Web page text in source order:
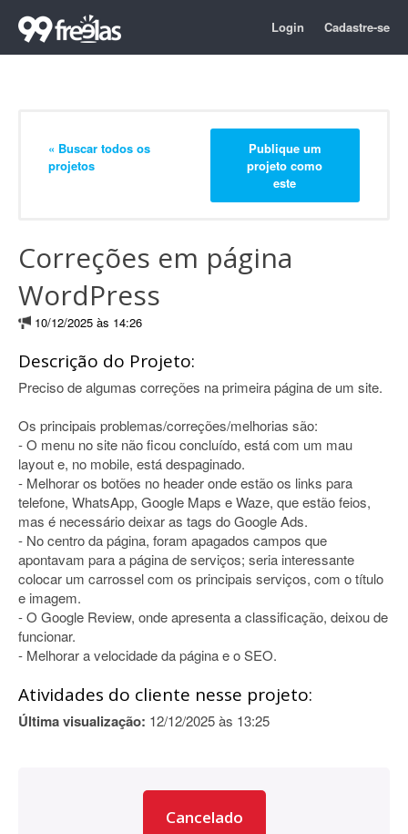
Login Cadastre-se
« Buscar todos os
projetos
Publique um
projeto como
este
Correções em página
WordPress
10/12/2025 às 14:26
Descrição do Projeto:
Preciso de algumas correções na primeira página de um site.
Os principais problemas/correções/melhorias são:
- O menu no site não ficou concluído, está com um mau
layout e, no mobile, está despaginado.
- Melhorar os botões no header onde estão os links para
telefone, WhatsApp, Google Maps e Waze, que estão feios,
mas é necessário deixar as tags do Google Ads.
- No centro da página, foram apagados campos que
apontavam para a página de serviços; seria interessante
colocar um carrossel com os principais serviços, com o título
e imagem.
- O Google Review, onde apresenta a classificação, deixou de
funcionar.
- Melhorar a velocidade da página e o SEO.
Atividades do cliente nesse projeto:
Última visualização: 12/12/2025 às 13:25
Cancelado